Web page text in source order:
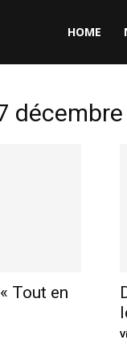
HOME
Tout en